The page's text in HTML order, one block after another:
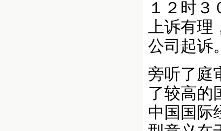
１２时
上诉有
公司起诉
旁听了庭
了较高的
中国国际